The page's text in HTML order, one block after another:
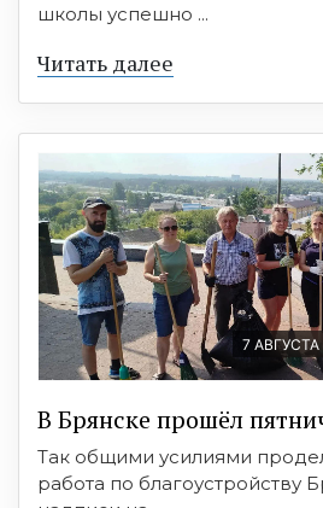
школы успешно ...
Читать далее
7 АВГУСТА
В Брянске прошёл
Так общими усилиями
работа по благоустройству